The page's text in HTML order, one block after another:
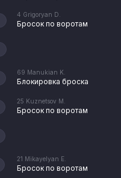
4 Grigoryan D.
Бросок по воротам
69 Manukian K.
Блокировка броска
25 Kuznetsov M.
Бросок по воротам
21 Mikayelyan E.
Бросок по воротам